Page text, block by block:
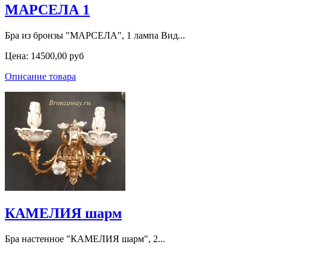
МАРСЕЛА 1
Бра из бронзы "МАРСЕЛА", 1 лампа Вид...
Цена: 14500,00 руб
Описание товара
КАМЕЛИЯ шарм
Бра настенное "КАМЕЛИЯ шарм", 2...